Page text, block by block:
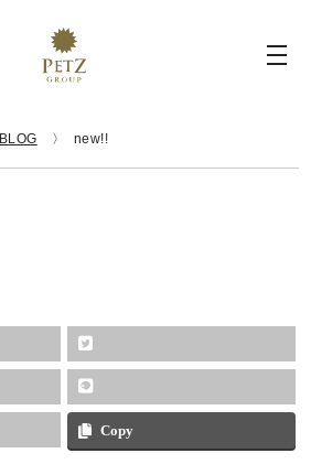
BLOG new!!
Copy